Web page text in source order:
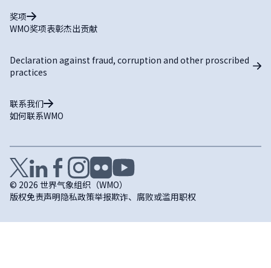
奖项
WMO奖项表彰杰出贡献
Declaration against fraud, corruption and other proscribed
practices
联系我们
如何联系WMO
© 2026 世界气象组织（WMO）
版权免责声明隐私政策举报欺诈、腐败或滥用职权